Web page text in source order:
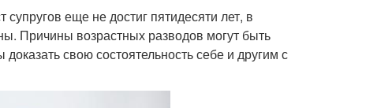
супругов еще не достиг пятидесяти лет, в
Причины возрастных разводов могут быть
свою состоятельность себе и другим с